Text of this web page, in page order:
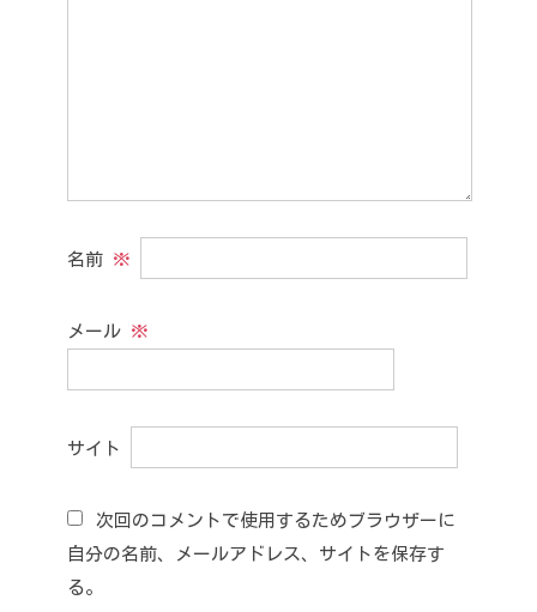
名前 ※
メール ※
サイト
次回のコメントで使用するためブラウザーに
自分の名前、メールアドレス、サイトを保存す
る。